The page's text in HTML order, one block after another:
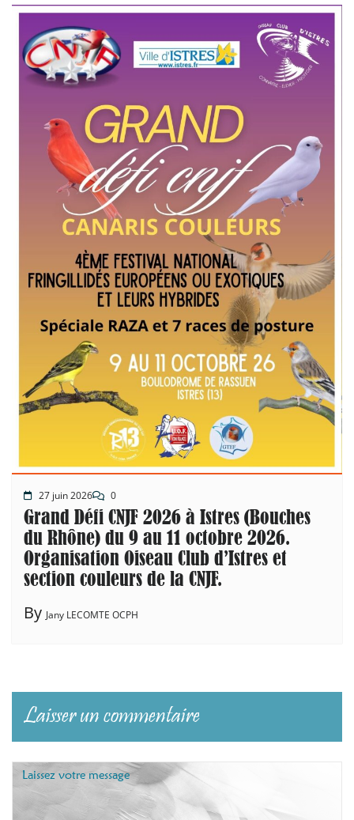
27 juin 2026 0
Grand Défi CNJF 2026 à Istres (Bouches
du Rhône) du 9 au 11 octobre 2026.
Organisation Oiseau Club d’Istres et
section couleurs de la CNJF.
By Jany LECOMTE OCPH
Laisser un commentaire